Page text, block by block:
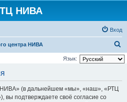
НИВА
Вход
центра НИВА
о
Язык:
(в дальнейшем «мы», «наш», «РТЦ
вы подтверждаете своё согласие со